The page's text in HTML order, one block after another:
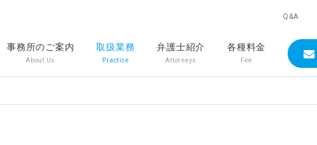
事務所のご案内
About Us
取扱業務
Practice
弁護士紹介
Attorneys
各種料金
Fee
Q&A